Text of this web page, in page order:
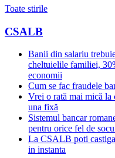
Toate stirile
CSALB
Banii din salariu
cheltuielile familiei,
economii
Cum se fac fraudele
Vrei o rată mai mică la
una fixă
Sistemul bancar
pentru orice fel de
La CSALB poti
in instanta